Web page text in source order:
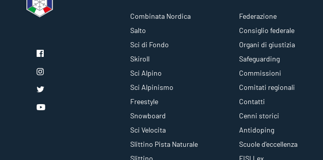
Combinata Nordica
Salto
Sci di Fondo
Skiroll
Sci Alpino
Sci Alpinismo
Freestyle
Snowboard
Sci Velocita
Slittino Pista Naturale
Slittino
Federazione
Consiglio federale
Organi di giustizia
Safeguarding
Commissioni
Comitati regionali
Contatti
Cenni storici
Antidoping
Scuole d'eccellenza
FISI Lex